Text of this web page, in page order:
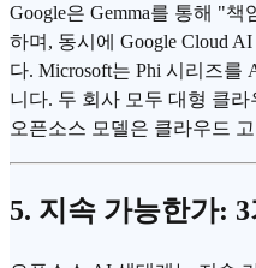
Google은 Gemma를 통해 "
하며, 동시에 Google Cloud
다. Microsoft는 Phi 시리즈를
니다. 두 회사 모두 대형 클
오픈소스 모델은 클라우드
5. 지속 가능한가: